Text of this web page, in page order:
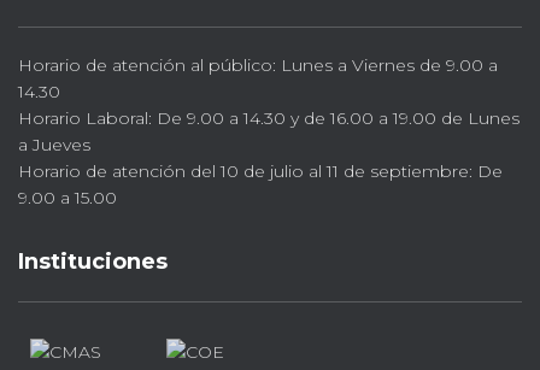
Horario de atención al público: Lunes a Viernes de 9.00 a
14.30
Horario Laboral: De 9.00 a 14.30 y de 16.00 a 19.00 de Lunes
a Jueves
Horario de atención del 10 de julio al 11 de septiembre: De
9.00 a 15.00
Instituciones